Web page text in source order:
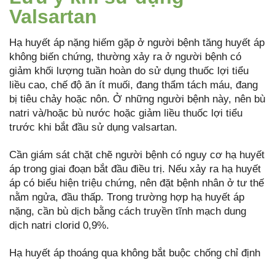
Valsartan
Hạ huyết áp nặng hiếm gặp ở người bệnh tăng huyết áp
không biến chứng, thường xảy ra ở người bệnh có
giảm khối lượng tuần hoàn do sử dụng thuốc lợi tiểu
liều cao, chế độ ăn ít muối, đang thẩm tách máu, đang
bị tiêu chảy hoặc nôn. Ở những người bệnh này, nên bù
natri và/hoặc bù nước hoặc giảm liều thuốc lợi tiểu
trước khi bắt đầu sử dụng valsartan.
Cần giám sát chặt chẽ người bệnh có nguy cơ hạ huyết
áp trong giai đoạn bắt đầu điều trị. Nếu xảy ra hạ huyết
áp có biểu hiện triệu chứng, nên đặt bệnh nhân ở tư thế
nằm ngửa, đầu thấp. Trong trường hợp hạ huyết áp
nặng, cần bù dịch bằng cách truyền tĩnh mạch dung
dịch natri clorid 0,9%.
Hạ huyết áp thoáng qua không bắt buộc chống chỉ định